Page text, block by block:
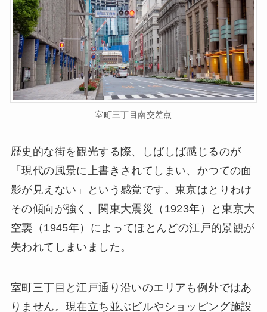
室町三丁目南交差点
歴史的な街を観光する際、しばしば感じるのが
「現代の風景に上書きされてしまい、かつての面
影が見えない」という感覚です。東京はとりわけ
その傾向が強く、関東大震災（1923年）と東京大
空襲（1945年）によってほとんどの江戸的景観が
失われてしまいました。
室町三丁目と江戸通り沿いのエリアも例外ではあ
りません。現在立ち並ぶビルやショッピング施設